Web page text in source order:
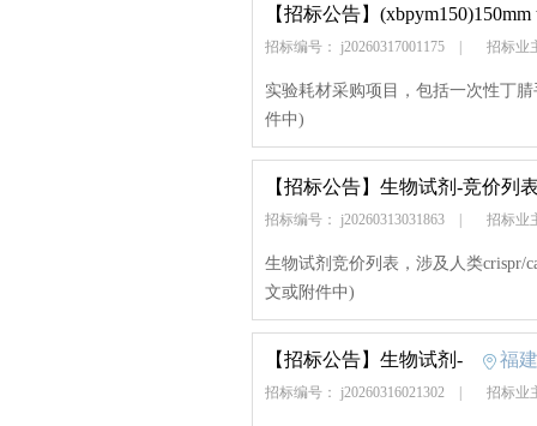
【招标公告】
招标编号： j20260317001175 招标业
实验耗材采购项目，包括一次性丁
件中)
【招标公告】 生物试剂-竞价列
招标编号： j20260313031863 招标业
生物试剂竞价列表，涉及人类crispr/
文或附件中)
【招标公告】 生物试剂- 福建
招标编号： j20260316021302 招标业